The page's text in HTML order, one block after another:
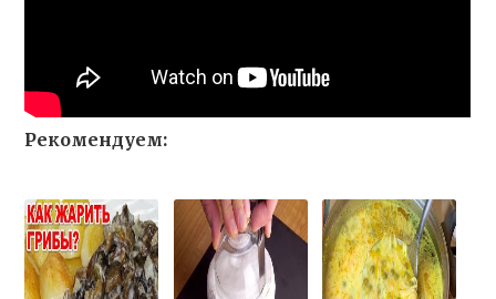
Рекомендуем: